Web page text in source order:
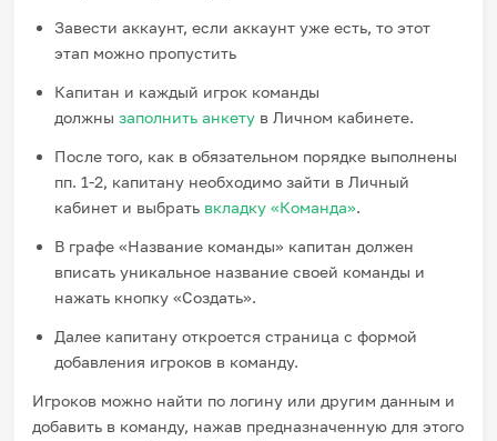
Завести аккаунт, если аккаунт уже есть, то этот
этап можно пропустить
Капитан и каждый игрок команды
должнызаполнить анкету в Личном кабинете.
После того, как в обязательном порядке выполнены
пп. 1-2, капитану необходимо зайти в Личный
кабинет и выбрать вкладку «Команда».
В графе «Название команды» капитан должен
вписать уникальное название своей команды и
нажать кнопку «Создать».
Далее капитану откроется страница с формой
добавления игроков в команду.
Игроков можно найти по логину или другим данным и
добавить в команду, нажав предназначенную для этого